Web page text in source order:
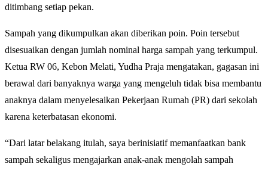
ditimbang setiap pekan.
Sampah yang dikumpulkan akan diberikan poin. Poin tersebut
disesuaikan dengan jumlah nominal harga sampah yang terkumpul.
Ketua RW 06, Kebon Melati, Yudha Praja mengatakan, gagasan ini
berawal dari banyaknya warga yang mengeluh tidak bisa membantu
anaknya dalam menyelesaikan Pekerjaan Rumah (PR) dari sekolah
karena keterbatasan ekonomi.
“Dari latar belakang itulah, saya berinisiatif memanfaatkan bank
sampah sekaligus mengajarkan anak-anak mengolah sampah